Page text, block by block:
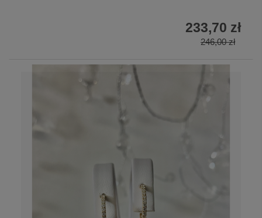
246,00 zł
233,70 zł